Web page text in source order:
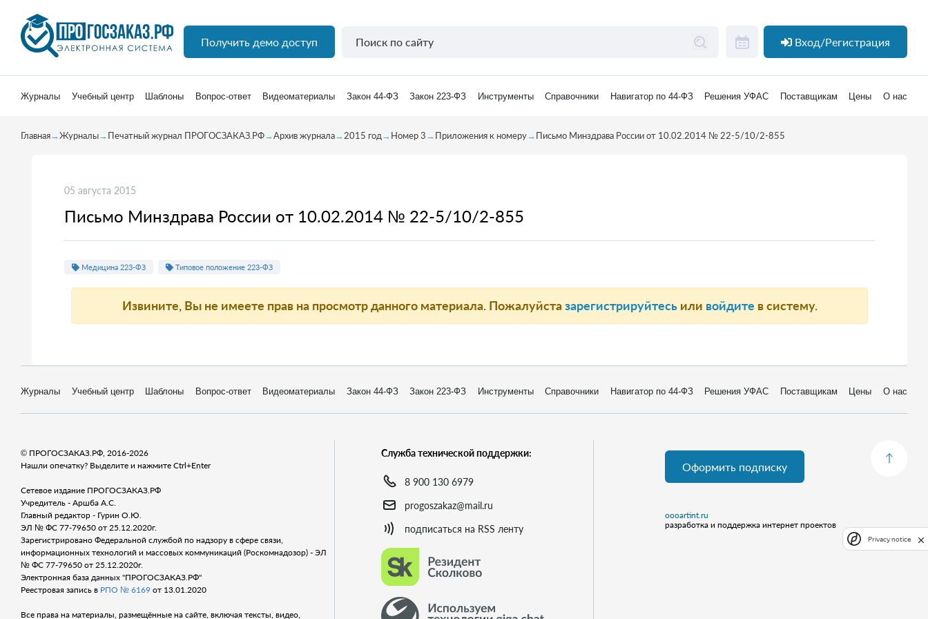
Получить демо доступ Вход/Регистрация
Журналы Учебный центр Шаблоны Вопрос-ответ Видеоматериалы Закон 44-ФЗ Закон 223-ФЗ Инструменты Справочники Навигатор по 44-ФЗ Решения УФАС Поставщикам Цены О нас
Главная→Журналы→Печатный журнал ПРОГОСЗАКАЗ.РФ→Архив журнала→2015 год→Номер 3→Приложения к номеру→Письмо Минздрава России от 10.02.2014 № 22-5/10/2-855
05 августа 2015
Письмо Минздрава России от 10.02.2014 № 22-5/10/2-855
Медицина 223-ФЗ Типовое положение 223-ФЗ
Извините, Вы не имеете прав на просмотр данного материала. Пожалуйстазарегистрируйтесьили войдите в систему.
Журналы Учебный центр Шаблоны Вопрос-ответ Видеоматериалы Закон 44-ФЗ Закон 223-ФЗ Инструменты Справочники Навигатор по 44-ФЗ Решения УФАС Поставщикам Цены О нас
© ПРОГОСЗАКАЗ.РФ, 2016-2026
Нашли опечатку? Выделите и нажмите Ctrl+Enter
Сетевое издание ПРОГОСЗАКАЗ.РФ
Учредитель - Аршба А.С.
Главный редактор - Гурин О.Ю.
ЭЛ № ФС 77-79650 от 25.12.2020г.
Зарегистрировано Федеральной службой по надзору в сфере связи,
информационных технологий и массовых коммуникаций (Роскомнадозор) - ЭЛ
№ ФС 77-79650 от 25.12.2020г.
Электронная база данных "ПРОГОСЗАКАЗ.РФ"
Реестровая запись в РПО № 6169 от 13.01.2020
Все права на материалы, размещённые на сайте, включая тексты, видео,
Служба технической поддержки:
8 900 130 6979
progoszakaz@mail.ru
подписаться на RSS ленту
Оформить подписку
oooartint.ru
разработка и поддержка интернет проектов
Privacy notice